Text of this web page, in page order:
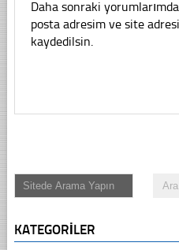
Daha sonraki
posta adresim ve site
kaydedilsin.
KATEGORILER